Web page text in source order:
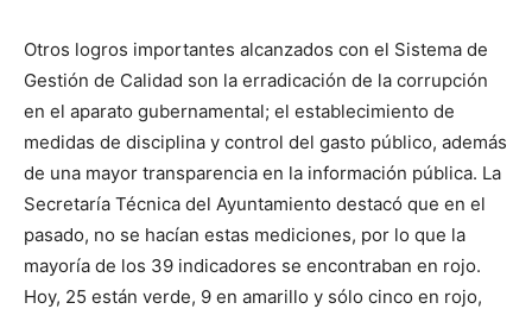
Otros logros importantes alcanzados con el Sistema de
Gestión de Calidad son la erradicación de la corrupción
en el aparato gubernamental; el establecimiento de
medidas de disciplina y control del gasto público, además
de una mayor transparencia en la información pública. La
Secretaría Técnica del Ayuntamiento destacó que en el
pasado, no se hacían estas mediciones, por lo que la
mayoría de los 39 indicadores se encontraban en rojo.
Hoy, 25 están verde, 9 en amarillo y sólo cinco en rojo,